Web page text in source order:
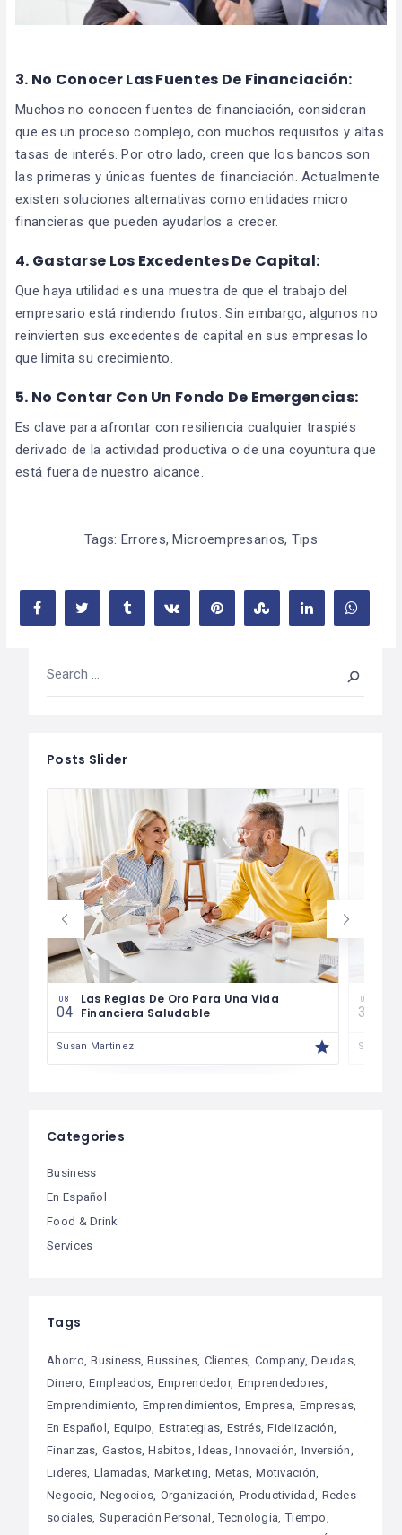
3. No Conocer Las Fuentes De Financiación:
Muchos no conocen fuentes de financiación, consideran
que es un proceso complejo, con muchos requisitos y altas
tasas de interés. Por otro lado, creen que los bancos son
las primeras y únicas fuentes de financiación. Actualmente
existen soluciones alternativas como entidades micro
financieras que pueden ayudarlos a crecer.
4. Gastarse Los Excedentes De Capital:
Que haya utilidad es una muestra de que el trabajo del
empresario está rindiendo frutos. Sin embargo, algunos no
reinvierten sus excedentes de capital en sus empresas lo
que limita su crecimiento.
5. No Contar Con Un Fondo De Emergencias:
Es clave para afrontar con resiliencia cualquier traspiés
derivado de la actividad productiva o de una coyuntura que
está fuera de nuestro alcance.
Tags: Errores,Microempresarios, Tips
Posts Slider
08
04
Las Reglas De Oro Para Una Vida
Financiera Saludable
Susan Martinez
07
30
Susan
Categories
Business
En Español
Food & Drink
Services
Tags
Ahorro Business Bussines Clientes Company Deudas
Dinero Empleados Emprendedor Emprendedores
Emprendimiento Emprendimientos Empresa Empresas
En Español Equipo Estrategias Estrés Fidelización
Finanzas Gastos Habitos Ideas Innovación Inversión
Lideres Llamadas Marketing Metas Motivación
Negocio Negocios Organización Productividad Redes
sociales Superación Personal Tecnología Tiempo